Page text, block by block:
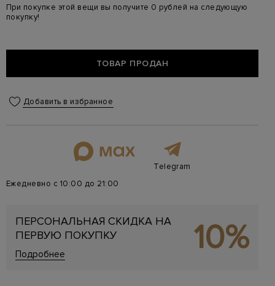
При покупке этой вещи вы получите 0 рублей на следующую
покупку!
ТОВАР ПРОДАН
Добавить в избранное
Telegram
Ежедневно с 10:00 до 21:00
ПЕРСОНАЛЬНАЯ СКИДКА НА
ПЕРВУЮ ПОКУПКУ
Подробнее 10%